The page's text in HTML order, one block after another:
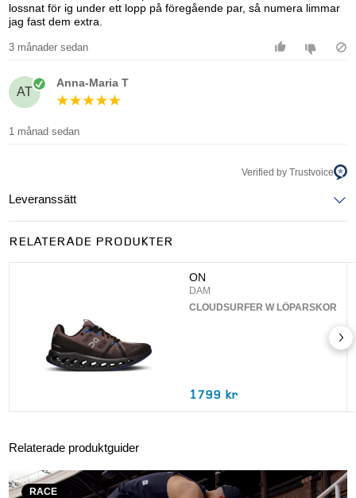
lossnat för ig under ett lopp på föregående par, så numera limmar
jag fast dem extra.
3 månader sedan
AT
Anna-Maria T
1 månad sedan
Verified by Trustvoice
Leveranssätt
Ange postnummer för att se leveranssätt
RELATERADE PRODUKTER
ON
DAM
CLOUDSURFER W LÖPARSKOR
1799 kr
Relaterade produktguider
RACE